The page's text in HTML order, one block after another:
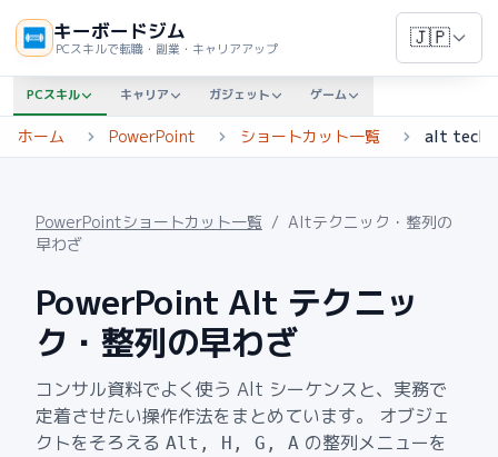
キーボードジム
PCスキルで転職・副業・キャリアアップ 🇯🇵
PCスキル キャリア ガジェット ゲーム
ホーム PowerPoint ショートカット一覧 alt
PowerPointショートカット一覧 / Altテクニック・整列の
早わざ
PowerPoint Alt テクニッ
ク・整列の早わざ
コンサル資料でよく使う Alt シーケンスと、実務で
定着させたい操作作法をまとめています。 オブジェ
クトをそろえる Alt, H, G, A の整列メニューを